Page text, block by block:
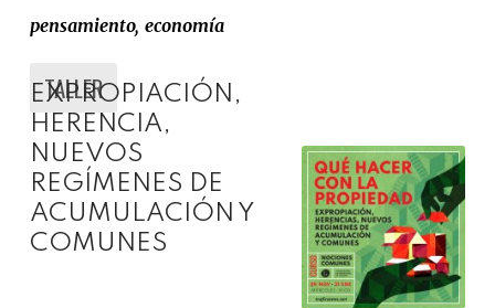
TALLER
pensamiento economía
EXPROPIACIÓN,
HERENCIA,
NUEVOS
REGÍMENES DE
ACUMULACIÓN Y
COMUNES